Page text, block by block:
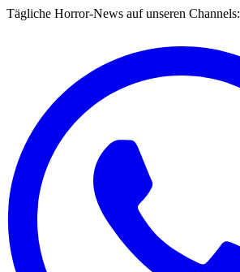
Tägliche Horror-News auf unseren Channels: